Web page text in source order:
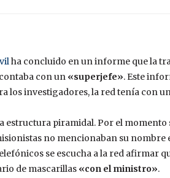
ha concluido en un informe que la
con un«superjefe». Este
los investigadores, la red tenía con
estructura piramidal. Por el momento
no mencionaban su nombre
se escucha a la red afirmar
de mascarillas «con el ministro».